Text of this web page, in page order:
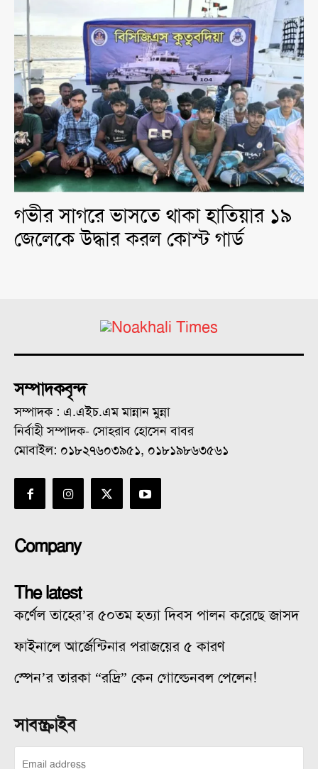
গভীর সাগরে ভাসতে থাকা হাতিয়ার ১৯
জেলেকে উদ্ধার করল কোস্ট গার্ড
সম্পাদকবৃন্দ
সম্পাদক : এ.এইচ.এম মান্নান মুন্না
নির্বাহী সম্পাদক- সোহরাব হোসেন বাবর
মোবাইল: ০১৮২৭৬০৩৯৫১, ০১৮১৯৮৬৩৫৬১
Company
The latest
কর্ণেল তাহের’র ৫০তম হত্যা দিবস পালন করেছে জাসদ
ফাইনালে আর্জেন্টিনার পরাজয়ের ৫ কারণ
স্পেন’র তারকা “রদ্রি” কেন গোল্ডেনবল পেলেন!
সাবস্ক্রাইব